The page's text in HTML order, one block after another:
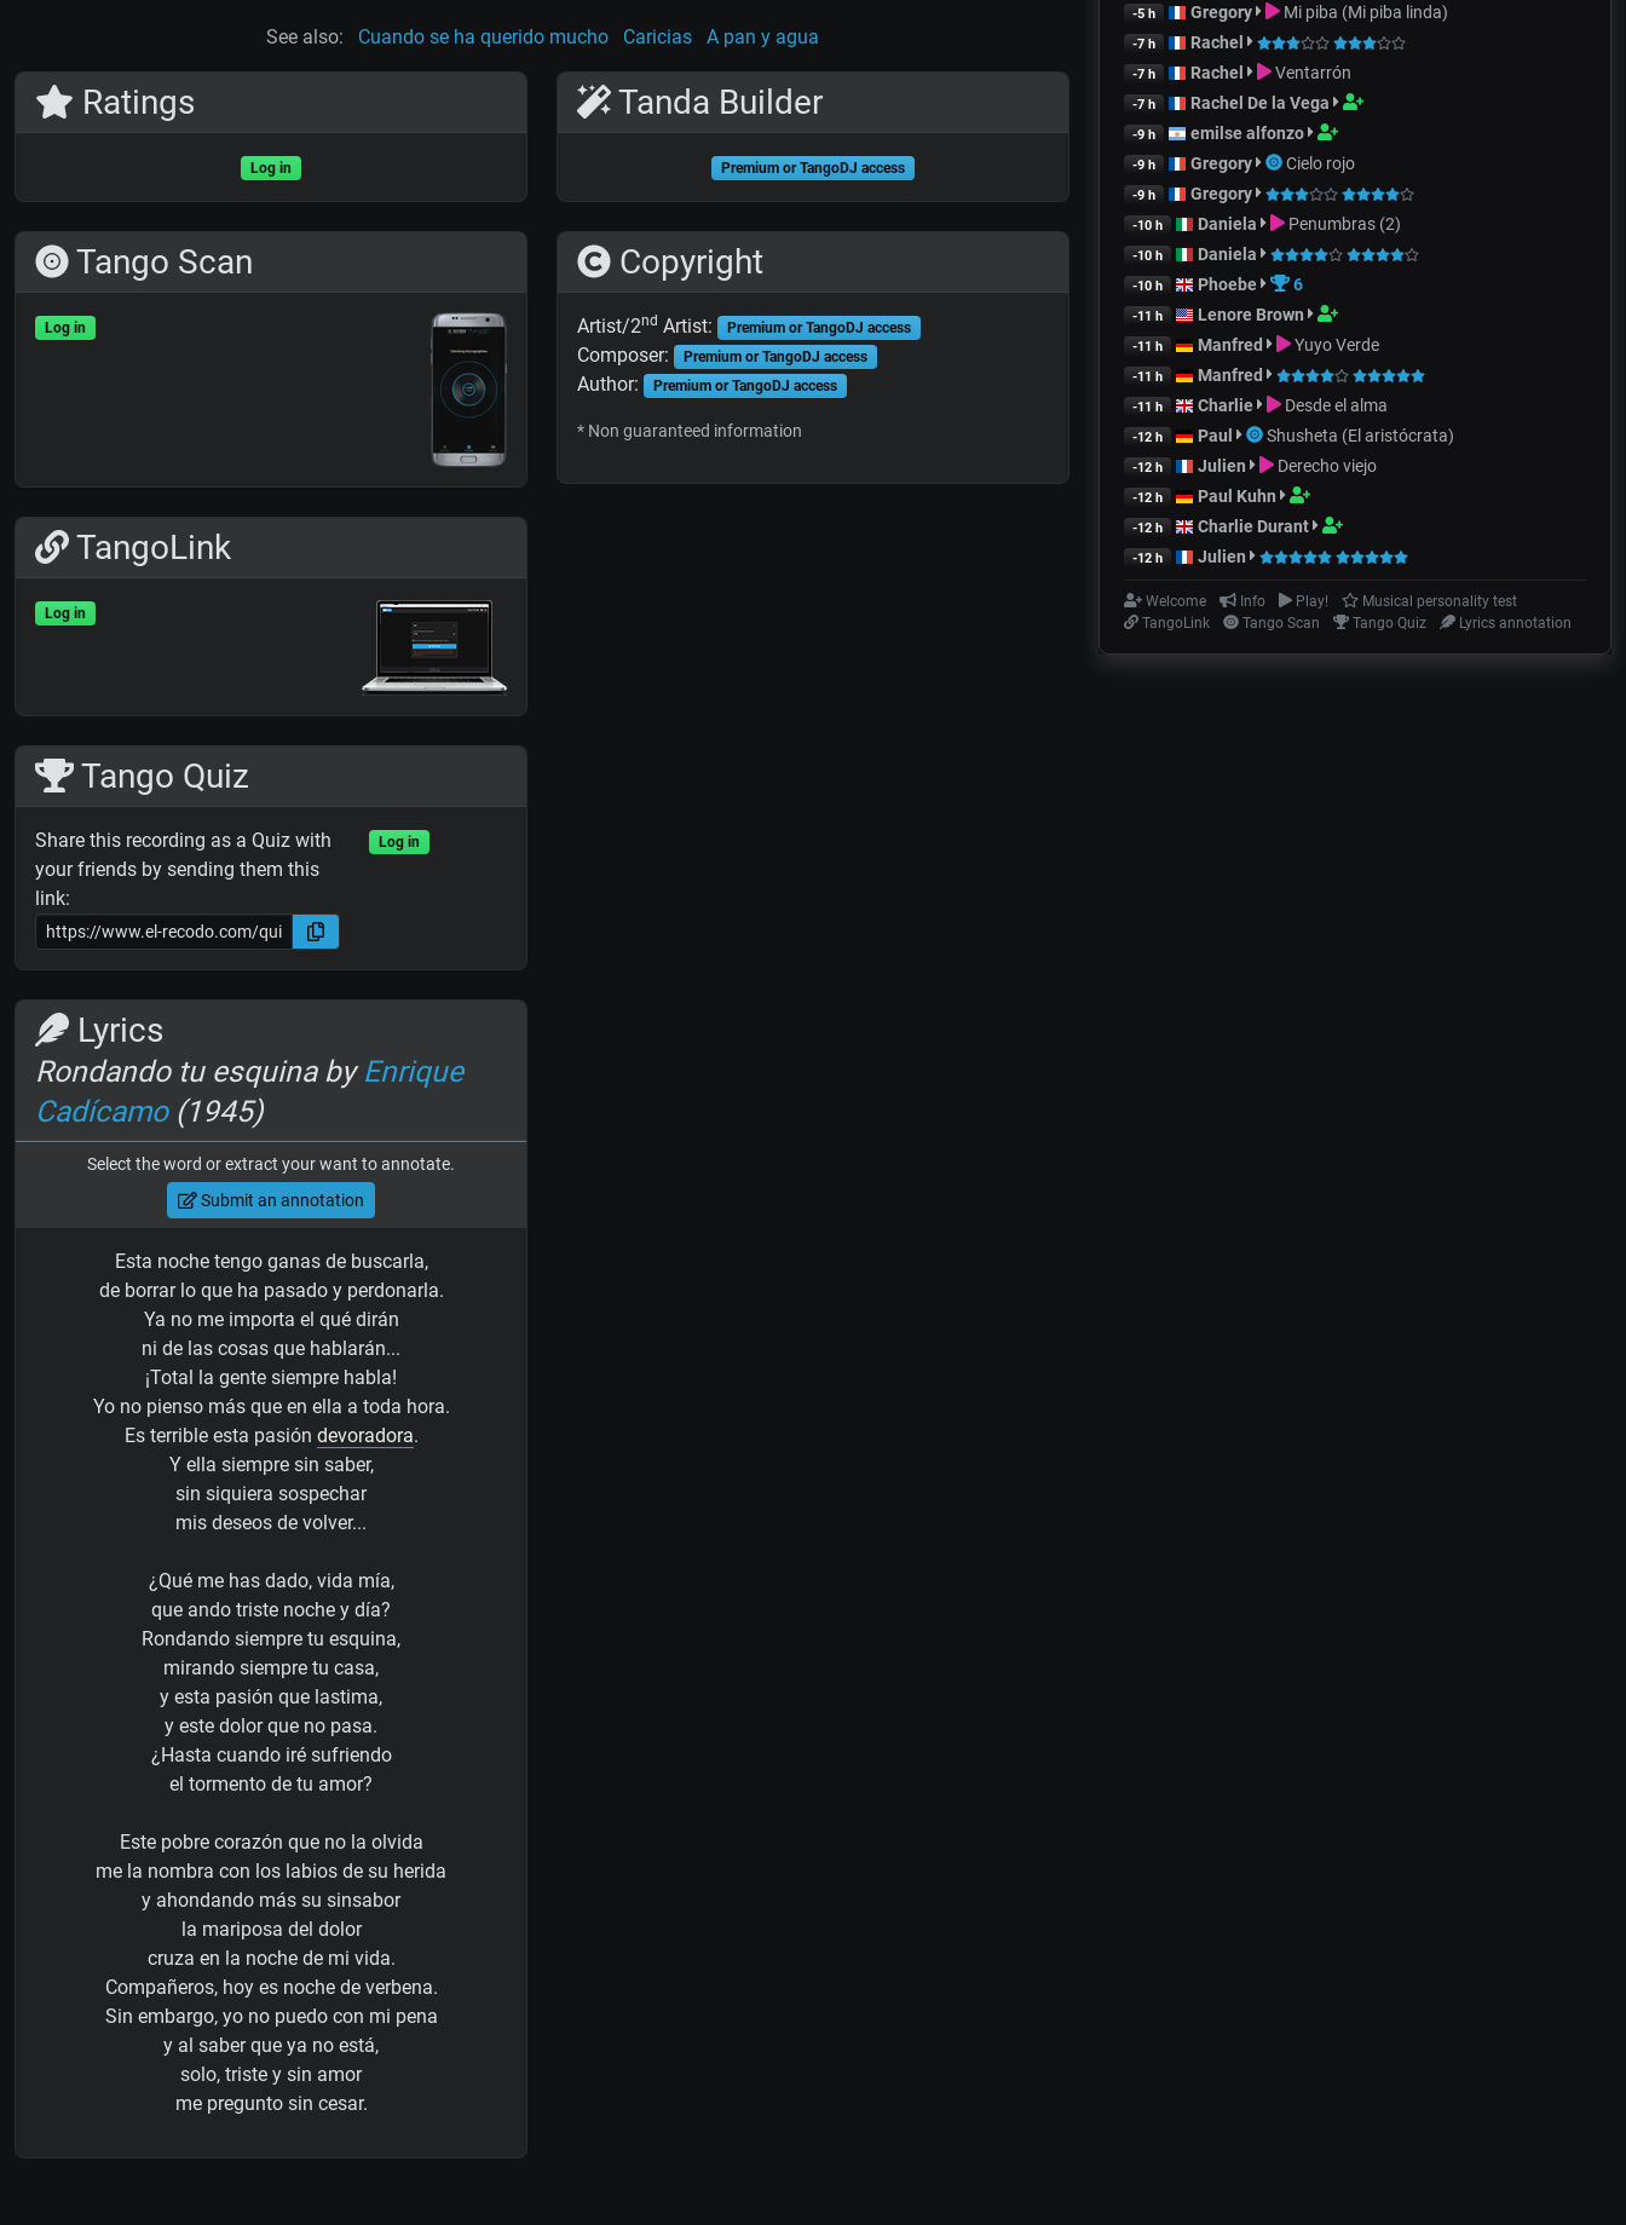
See also: Cuando se ha querido mucho Caricias A pan y agua
Ratings
Log in
Tango Scan
Log in
TangoLink
Log in
Tango Quiz
Share this recording as a Quiz with
your friends by sending them this
link:
Log in
Lyrics
Rondando tu esquina byEnrique
Cadícamo(1945)
Select the word or extract your want to annotate.
Submit an annotation
Esta noche tengo ganas de buscarla,
de borrar lo que ha pasado y perdonarla.
Ya no me importa el qué dirán
ni de las cosas que hablarán...
¡Total la gente siempre habla!
Yo no pienso más que en ella a toda hora.
Es terrible esta pasión devoradora.
Y ella siempre sin saber,
sin siquiera sospechar
mis deseos de volver...
¿Qué me has dado, vida mía,
que ando triste noche y día?
Rondando siempre tu esquina,
mirando siempre tu casa,
y esta pasión que lastima,
y este dolor que no pasa.
¿Hasta cuando iré sufriendo
el tormento de tu amor?
Este pobre corazón que no la olvida
me la nombra con los labios de su herida
y ahondando más su sinsabor
la mariposa del dolor
cruza en la noche de mi vida.
Compañeros, hoy es noche de verbena.
Sin embargo, yo no puedo con mi pena
y al saber que ya no está,
solo, triste y sin amor
me pregunto sin cesar.
Tanda Builder
Premium or TangoDJ access
Copyright
Artist/2nd Artist: Premium or TangoDJ access
Composer: Premium or TangoDJ access
Author: Premium or TangoDJ access
* Non guaranteed information
-5 h Gregory Mi piba (Mi piba linda)
-7 h Rachel
-7 h Rachel Ventarrón
-7 h Rachel De la Vega
-9 h emilse alfonzo
-9 h Gregory Cielo rojo
-9 h Gregory
-10 h Daniela Penumbras (2)
-10 h Daniela
-10 h Phoebe 6
-11 h Lenore Brown
-11 h Manfred Yuyo Verde
-11 h Manfred
-11 h Charlie Desde el alma
-12 h Paul Shusheta (El aristócrata)
-12 h Julien Derecho viejo
-12 h Paul Kuhn
-12 h Charlie Durant
-12 h Julien
Welcome Info Play!
Musical personality test
TangoLink
Tango Scan Tango Quiz Lyrics annotation